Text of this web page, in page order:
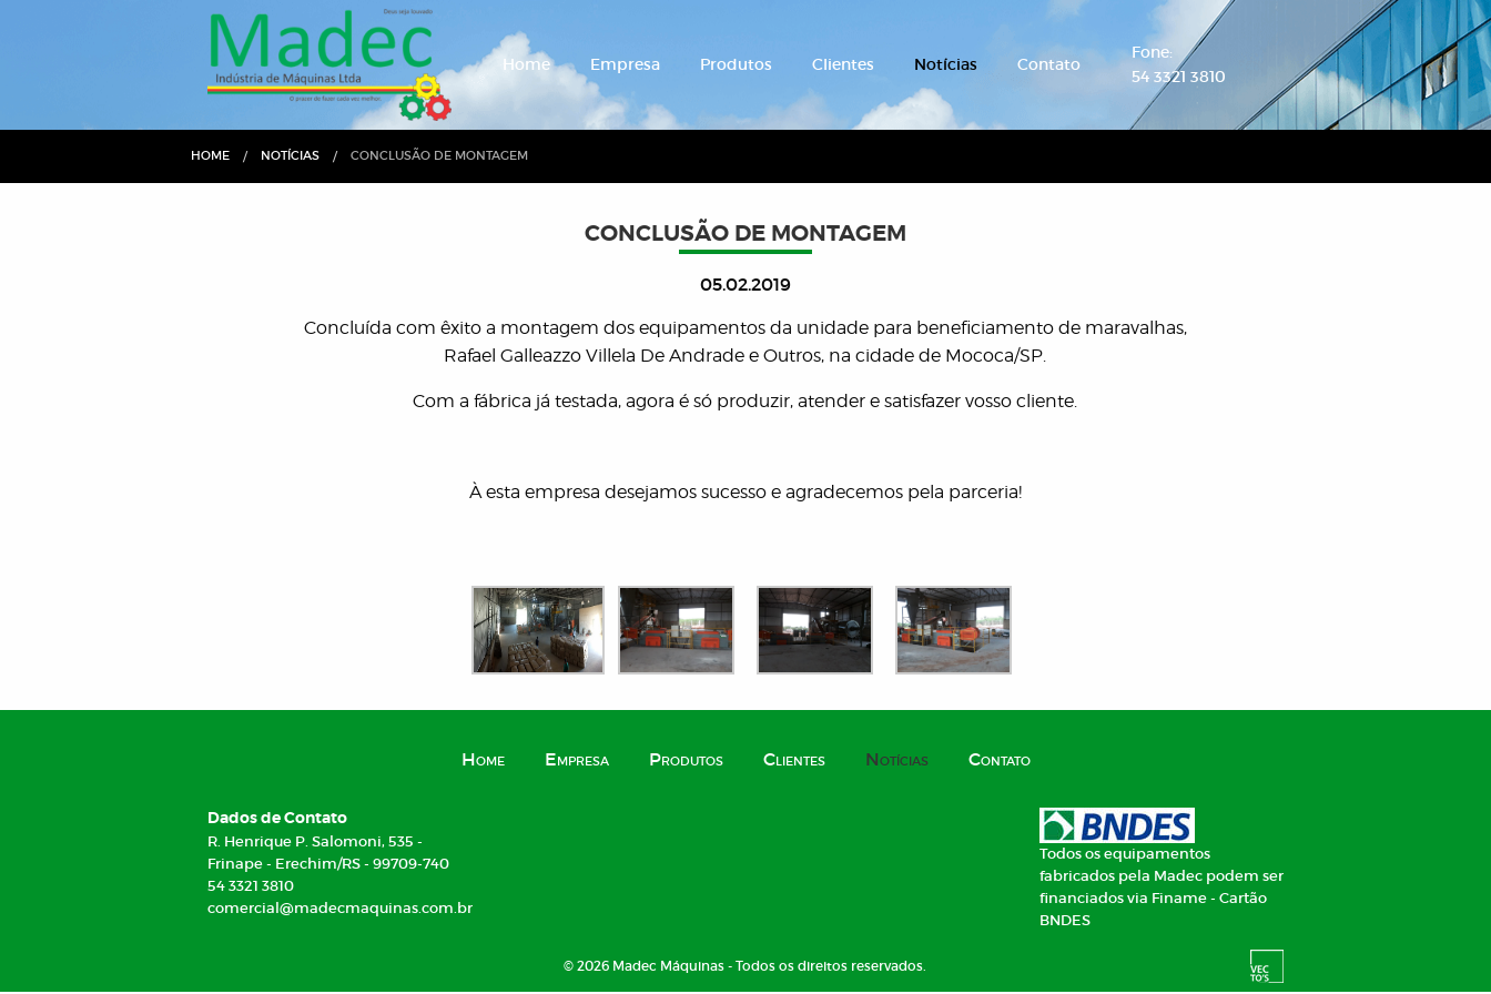
Home Empresa Produtos Clientes Notícias Contato
Fone:
54 3321 3810
HOME NOTÍCIAS CURRENT:
CONCLUSÃO DE MONTAGEM
CONCLUSÃO DE MONTAGEM
05.02.2019
Concluída com êxito a montagem dos equipamentos da unidade para beneficiamento de maravalhas,
Rafael Galleazzo Villela De Andrade e Outros, na cidade de Mococa/SP.
Com a fábrica já testada, agora é só produzir, atender e satisfazer vosso cliente.
À esta empresa desejamos sucesso e agradecemos pela parceria!
Home Empresa Produtos Clientes Notícias Contato
Dados de Contato
R. Henrique P. Salomoni, 535 -
Frinape - Erechim/RS - 99709-740
54 3321 3810
comercial@madecmaquinas.com.br
Todos os equipamentos
fabricados pela Madec podem ser
financiados via Finame - Cartão
BNDES
© 2026 Madec Máquinas - Todos os direitos reservados.